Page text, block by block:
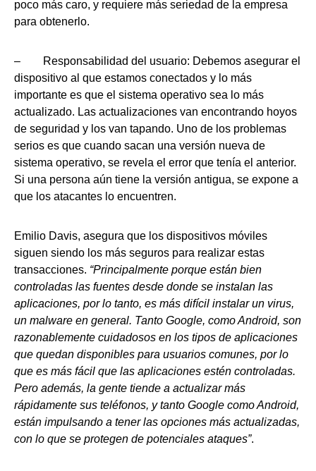
poco más caro, y requiere más seriedad de la empresa
para obtenerlo.
– Responsabilidad del usuario: Debemos asegurar el
dispositivo al que estamos conectados y lo más
importante es que el sistema operativo sea lo más
actualizado. Las actualizaciones van encontrando hoyos
de seguridad y los van tapando. Uno de los problemas
serios es que cuando sacan una versión nueva de
sistema operativo, se revela el error que tenía el anterior.
Si una persona aún tiene la versión antigua, se expone a
que los atacantes lo encuentren.
Emilio Davis, asegura que los dispositivos móviles
siguen siendo los más seguros para realizar estas
transacciones. “Principalmente porque están bien
controladas las fuentes desde donde se instalan las
aplicaciones, por lo tanto, es más difícil instalar un virus,
un malware en general. Tanto Google, como Android, son
razonablemente cuidadosos en los tipos de aplicaciones
que quedan disponibles para usuarios comunes, por lo
que es más fácil que las aplicaciones estén controladas.
Pero además, la gente tiende a actualizar más
rápidamente sus teléfonos, y tanto Google como Android,
están impulsando a tener las opciones más actualizadas,
con lo que se protegen de potenciales ataques”.